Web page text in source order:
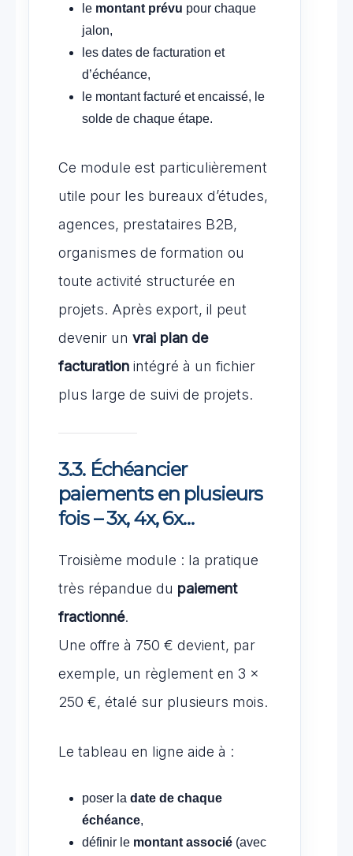
le montant prévu pour chaque
jalon,
les dates de facturation et
d’échéance,
le montant facturé et encaissé, le
solde de chaque étape.
Ce module est particulièrement
utile pour les bureaux d’études,
agences, prestataires B2B,
organismes de formation ou
toute activité structurée en
projets. Après export, il peut
devenir un vrai plan de
facturation intégré à un fichier
plus large de suivi de projets.
3.3. Échéancier
paiements en plusieurs
fois – 3x, 4x, 6x…
Troisième module : la pratique
très répandue du paiement
fractionné.
Une offre à 750 € devient, par
exemple, un règlement en 3 ×
250 €, étalé sur plusieurs mois.
Le tableau en ligne aide à :
poser la date de chaque
échéance,
définir le montant associé (avec